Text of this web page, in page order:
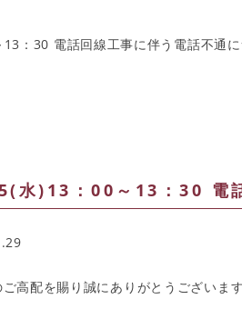
：30 電話回線工事に伴う電話不通に
)13：00～13：30 電
高配を賜り誠にありがとうございます